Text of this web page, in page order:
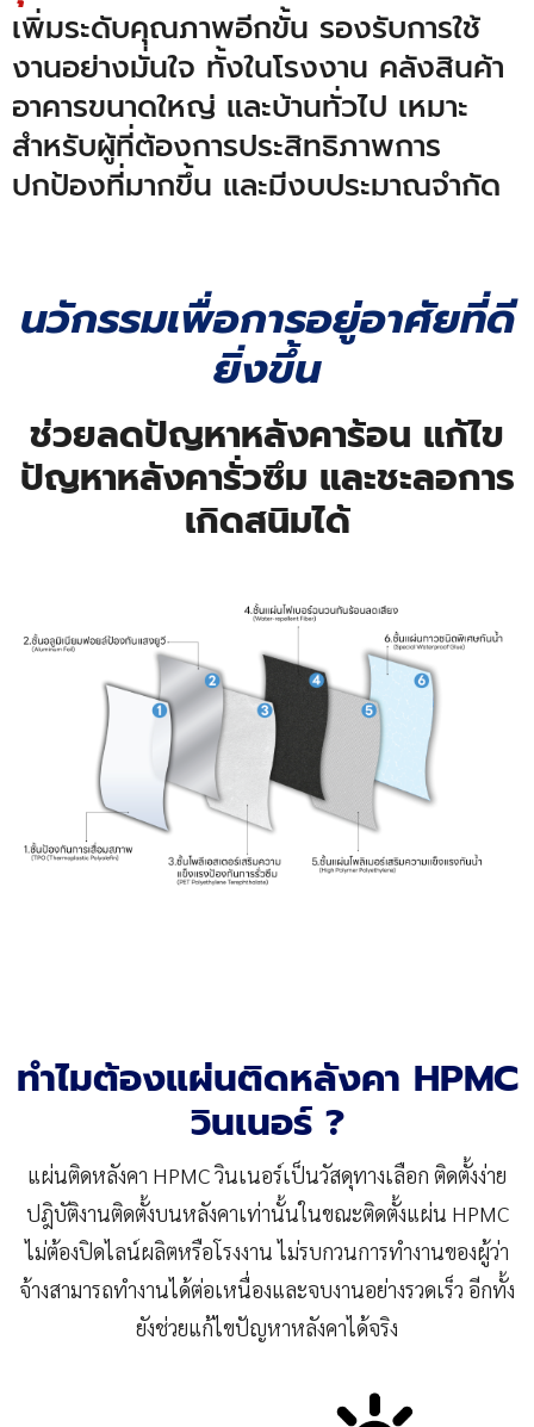
เพิ่มระดับคุณภาพอีกขั้น รองรับการใช้
งานอย่างมั่นใจ ทั้งในโรงงาน คลังสินค้า
อาคารขนาดใหญ่ และบ้านทั่วไป เหมาะ
สำหรับผู้ที่ต้องการประสิทธิภาพการ
ปกป้องที่มากขึ้น และมีงบประมาณจำกัด
นวักรรมเพื่อการอยู่อาศัยที่ดี
ยิ่งขึ้น
ช่วยลดปัญหาหลังคาร้อน แก้ไข
ปัญหาหลังคารั่วซึม และชะลอการ
เกิดสนิมได้
ทำไมต้องแผ่นติดหลังคา HPMC
วินเนอร์ ?
แผ่นติดหลังคา HPMC วินเนอร์เป็นวัสดุทางเลือก ติดตั้งง่าย
ปฎิบัติงานติดตั้งบนหลังคาเท่านั้นในขณะติดตั้งแผ่น HPMC
ไม่ต้องปิดไลน์ผลิตหรือโรงงาน ไม่รบกวนการทำงานของผู้ว่า
จ้างสามารถทำงานได้ต่อเหนื่องและจบงานอย่างรวดเร็ว อีกทั้ง
ยังช่วยแก้ไขปัญหาหลังคาได้จริง